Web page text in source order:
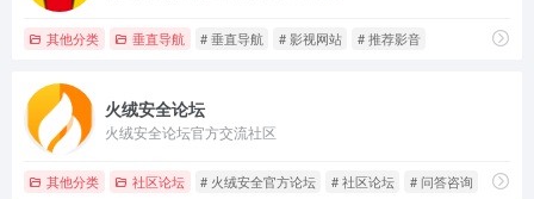
其他分类 垂直导航 # 垂直导航 # 影视网站 # 推荐影音
火绒安全论坛
火绒安全论坛官方交流社区
其他分类 社区论坛 # 火绒安全官方论坛 # 社区论坛 # 问答咨询